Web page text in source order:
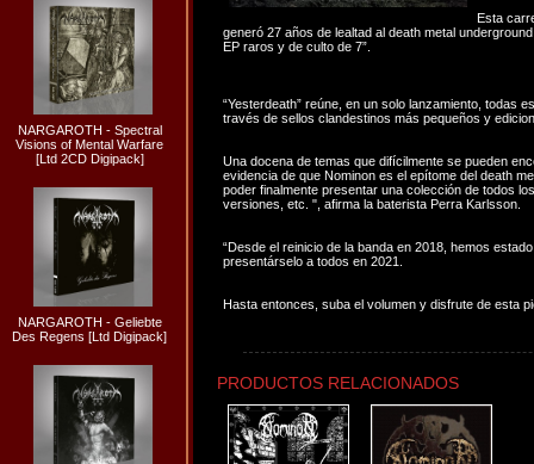
NARGAROTH - Spectral
Visions of Mental Warfare
[Ltd 2CD Digipack]
NARGAROTH - Geliebte
Des Regens [Ltd Digipack]
Esta
generó 27 años de lealtad al death metal
EP raros y de culto de 7”.
“Yesterdeath” reúne, en un solo lanzamiento, todas
través de sellos clandestinos más pequeños y
Una docena de temas que difícilmente se pueden
evidencia de que Nominon es el epítome del death
poder finalmente presentar una colección de todos
versiones, etc. ", afirma la baterista Perra Karlsson.
“Desde el reinicio de la banda en 2018, hemos
presentárselo a todos en 2021.
Hasta entonces, suba el volumen y disfrute de esta
PRODUCTOS RELACIONADOS